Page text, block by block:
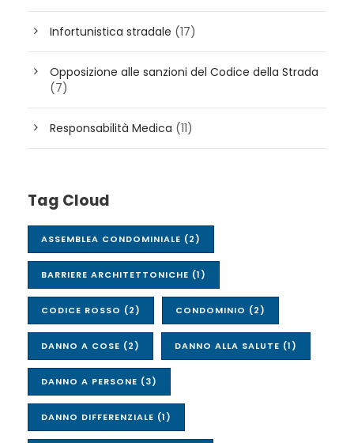
Infortunistica stradale (17)
Opposizione alle sanzioni del Codice della Strada
(7)
Responsabilità Medica (11)
Tag Cloud
ASSEMBLEA CONDOMINIALE (2)
BARRIERE ARCHITETTONICHE (1)
CODICE ROSSO (2) CONDOMINIO (2)
DANNO A COSE (2) DANNO ALLA SALUTE (1)
DANNO A PERSONE (3)
DANNO DIFFERENZIALE (1)